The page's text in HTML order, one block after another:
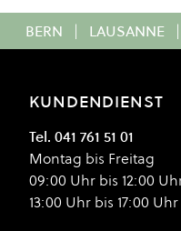
BERN | LAUSANNE |
KUNDENDIENST
Tel. 041 761 51 01
Montag bis Freitag
09:00 Uhr bis 12:00
13:00 Uhr bis 17:00 Uhr